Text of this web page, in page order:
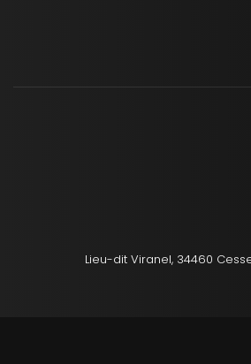
Lieu-dit Viranel, 34460